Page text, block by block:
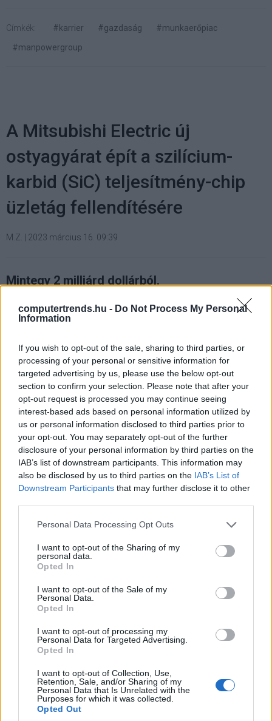
computertrends.hu - Do Not Process My Personal
Information
If you wish to opt-out of the sale, sharing to third parties, or
processing of your personal or sensitive information for
targeted advertising by us, please use the below opt-out
section to confirm your selection. Please note that after your
opt-out request is processed you may continue seeing
interest-based ads based on personal information utilized by
us or personal information disclosed to third parties prior to
your opt-out. You may separately opt-out of the further
disclosure of your personal information by third parties on the
IAB’s list of downstream participants. This information may
also be disclosed by us to third parties on the IAB’s List of
Downstream Participants that may further disclose it to other
Please note that this website/app uses one or more Google
not limited to your visit or usage behaviour. You may click to
grant or deny consent to Google and its third-party tags to
use your data for below specified purposes in below Google
consent section.
Personal Data Processing Opt Outs
I want to opt-out of the Sharing of my
personal data.
Opted In
I want to opt-out of the Sale of my
Personal Data.
Opted In
I want to opt-out of processing my
Personal Data for Targeted Advertising.
Opted In
I want to opt-out of Collection, Use,
Retention, Sale, and/or Sharing of my
Personal Data that Is Unrelated with the
Purposes for which it was collected.
Opted Out
Címkék: #karrier #gazdaság
#munkaerőpiac
#manpowergroup
A Mitsubishi Electric új
ostyagyárat épít a szilícium-
karbid (SiC) teljesítmény-chip
üzletág fellendítésére
M.Z. 2023 március 16. 09:39
Mintegy 2 milliárd dollárból.
márciusáig tartó ötéves időszakban a korábban
előirányzott beruházások tervét nagyjából megduplázza
és 2026 márciusáig mintegy 260 milliárd jenre
(hozzávetőleg 2 milliárd dollárra) emeli. A pénzt
elsősorban egy új ostyagyár építésére fordítják a
szilícium-karbid (SiC) teljesítmény félvezetők
gyártásának bővítése érdekében.
A terv keretében a Mitsubishi Electric arra számít, hogy
reagálni tud az elektromos járművekhez használt SiC
amelyek például alacsony energiaveszteséget, magas
hőmérsékleten való működést vagy nagy sebességű
kapcsolást igényelnek. A terv lehetővé teszi továbbá,
szén-dioxid-mentesítés irányába mutató globális zöld
átalakulási trendhez.
milliárd jent egy új, 8 hüvelykes SiC-ostyaüzem
megépítésére és a kapcsolódó termelési létesítmények
fejlesztésére fordítják. Az új gyár, amely a Kumamoto